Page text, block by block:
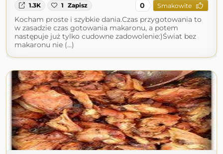
1.3K 1 Zapisz 0 Smakowite
Kocham proste i szybkie dania.Czas przygotowania to
w zasadzie czas gotowania makaronu, a potem
następuje już tylko cudowne zadowolenie:)Świat bez
makaronu nie (...)